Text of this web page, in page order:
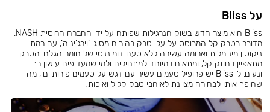
על Bliss
Bliss הוא מוצר חדש בשוק הנרגילות שפותח על ידי החברה הרוסית NASH.
מדובר בטבק קל המבוסס על עלי טבק בהירים מסוג "וירג'יניה", עם רמת
ניקוטין מינימלית וארומה עשירה ללא טעם דומיננטי של חומר הגלם. הטבק
מתאפיין בחוזק קל, ומתאים במיוחד למתחילים ולמי שמעדיפים עישון רך
ונעים. ל-Bliss יש פרופיל טעמים עשיר עם דגש על טעמים פירותיים , מה
שהופך אותו לבחירה מצוינת לאוהבי טבק קליל ואיכותי.